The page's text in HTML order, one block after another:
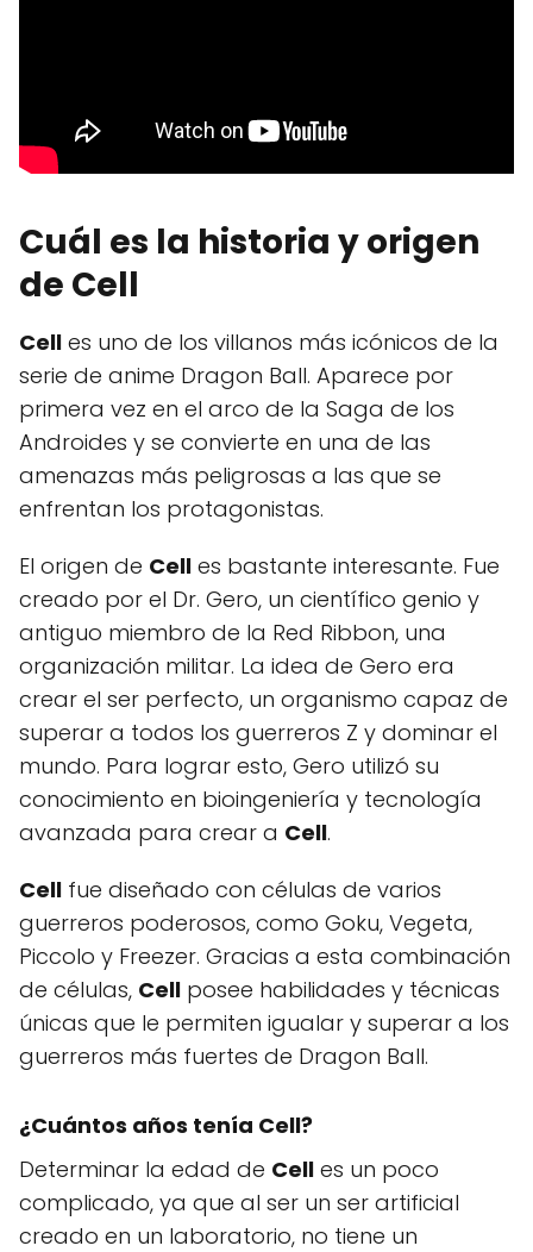
Cuál es la historia y origen
de Cell
Cell es uno de los villanos más icónicos de la
serie de anime Dragon Ball. Aparece por
primera vez en el arco de la Saga de los
Androides y se convierte en una de las
amenazas más peligrosas a las que se
enfrentan los protagonistas.
El origen de Cell es bastante interesante. Fue
creado por el Dr. Gero, un científico genio y
antiguo miembro de la Red Ribbon, una
organización militar. La idea de Gero era
crear el ser perfecto, un organismo capaz de
superar a todos los guerreros Z y dominar el
mundo. Para lograr esto, Gero utilizó su
conocimiento en bioingeniería y tecnología
avanzada para crear a Cell.
Cell fue diseñado con células de varios
guerreros poderosos, como Goku, Vegeta,
Piccolo y Freezer. Gracias a esta combinación
de células, Cell posee habilidades y técnicas
únicas que le permiten igualar y superar a los
guerreros más fuertes de Dragon Ball.
¿Cuántos años tenía Cell?
Determinar la edad de Cell es un poco
complicado, ya que al ser un ser artificial
creado en un laboratorio, no tiene un